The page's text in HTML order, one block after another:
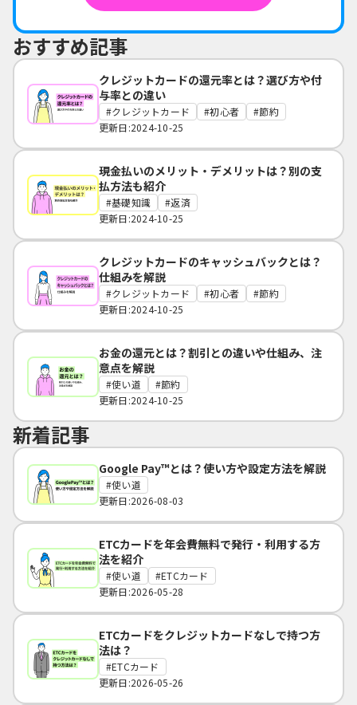
おすすめ記事
クレジットカードの還元率とは？選び方や付
与率との違い
クレジットカード 初心者
節約
更新日:2024-10-25
現金払いのメリット・デメリットは？別の支
払方法も紹介
基礎知識
返済
更新日:2024-10-25
クレジットカードのキャッシュバックとは？
仕組みを解説
クレジットカード 初心者
節約
更新日:2024-10-25
お金の還元とは？割引との違いや仕組み、注
意点を解説
使い道
節約
更新日:2024-10-25
新着記事
Google Pay™とは？使い方や設定方法を解説
使い道
更新日:2026-08-03
ETCカードを年会費無料で発行・利用する方
法を紹介
使い道
ETCカード
更新日:2026-05-28
ETCカードをクレジットカードなしで持つ方
法は？
ETCカード
更新日:2026-05-26